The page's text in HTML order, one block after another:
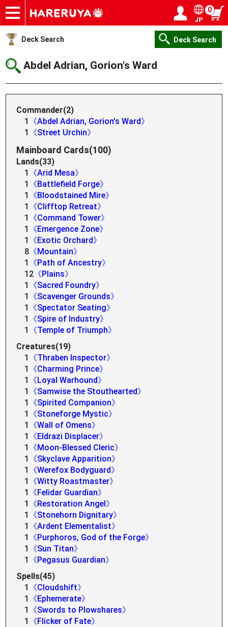
Onlineshop
Articles
Deck Search
Sponsored Players
Shop Info
Event Schedule
Help
Contact
JP
0
Deck Search Deck Search
Abdel Adrian, Gorion's Ward
Commander(2)
1
《Abdel Adrian, Gorion's Ward》
1
《Street Urchin》
Mainboard Cards(100)
Lands(33)
1
《Arid Mesa》
1
《Battlefield Forge》
1
《Bloodstained Mire》
1
《Clifftop Retreat》
1
《Command Tower》
1
《Emergence Zone》
1
《Exotic Orchard》
8 《Mountain》
1
《Path of Ancestry》
12 《Plains》
1
《Sacred Foundry》
1
《Scavenger Grounds》
1
《Spectator Seating》
1
《Spire of Industry》
1
《Temple of Triumph》
Creatures(19)
1
《Thraben Inspector》
1
《Charming Prince》
1
《Loyal Warhound》
1
《Samwise the Stouthearted》
1
《Spirited Companion》
1
《Stoneforge Mystic》
1
《Wall of Omens》
1
《Eldrazi Displacer》
1
《Moon-Blessed Cleric》
1
《Skyclave Apparition》
1
《Werefox Bodyguard》
1
《Witty Roastmaster》
1
《Felidar Guardian》
1
《Restoration Angel》
1
《Stonehorn Dignitary》
1
《Ardent Elementalist》
1
《Purphoros, God of the Forge》
1
《Sun Titan》
1
《Pegasus Guardian》
Spells(45)
1
《Cloudshift》
1
《Ephemerate》
1
《Swords to Plowshares》
1
《Flicker of Fate》